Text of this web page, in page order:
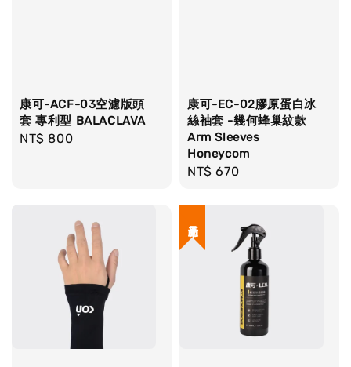
康可-ACF-03空濾版頭
套 專利型 BALACLAVA
Regular
NT$ 800
康可-EC-02膠原蛋白冰
絲袖套 -幾何蜂巢紋款
Arm Sleeves
Honeycom
Regular
NT$ 670